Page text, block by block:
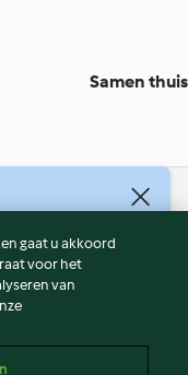
Samen
gaat u akkoord
voor het
van